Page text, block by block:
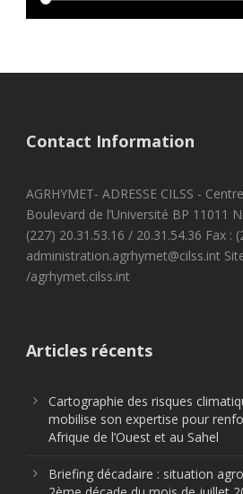
Contact Information
AGRHYMET- ADRESSE CILSS -
Boulevard de l’Université BP 11011
(227) 20.31.53.16 / 20.31.54.36 Fax :
administration.agrhymet@cilss.int
/agrhymet.cilss.int
Articles récents
Cartographie des risques
mobilise son expertise pour
Afrique de l’Ouest et au Sahel
Briefing décadaire : situation